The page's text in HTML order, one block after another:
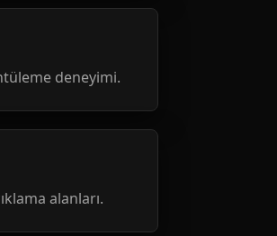
deneyimi.
alanları.